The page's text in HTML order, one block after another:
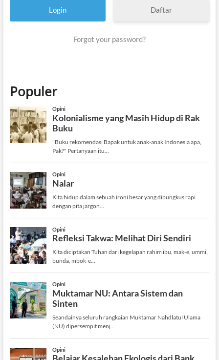
Daftar
Forgot your password?
Populer